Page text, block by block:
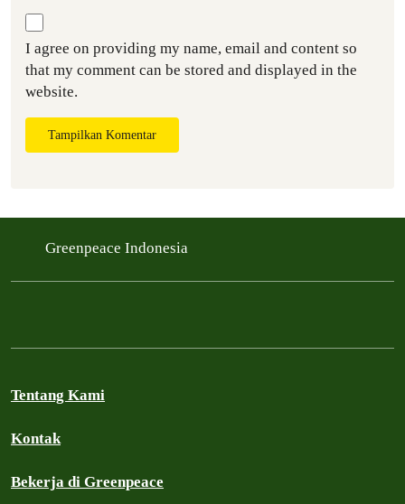
I agree on providing my name, email and content so
that my comment can be stored and displayed in the
website.
Tampilkan Komentar
Greenpeace Indonesia
Tentang Kami
Kontak
Bekerja di Greenpeace